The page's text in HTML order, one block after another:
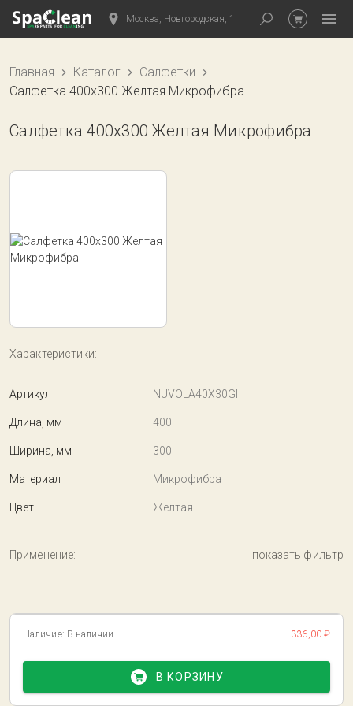
Москва, Новгородская, 1
Главная Каталог
Салфетки
Салфетка 400х300 Желтая Микрофибра
Салфетка 400х300 Желтая Микрофибра
Характеристики:
Артикул NUVOLA40X30GI
Длина, мм 400
Ширина, мм 300
Материал Микрофибра
Цвет Желтая
Применение: показать фильтр
Наличие: В наличии 336,00 ₽
В КОРЗИНУ